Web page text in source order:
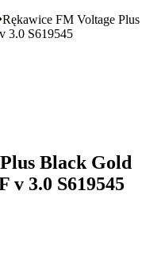
Rękawice FM Voltage Plus
3.0 S619545
Black Gold
3.0 S619545